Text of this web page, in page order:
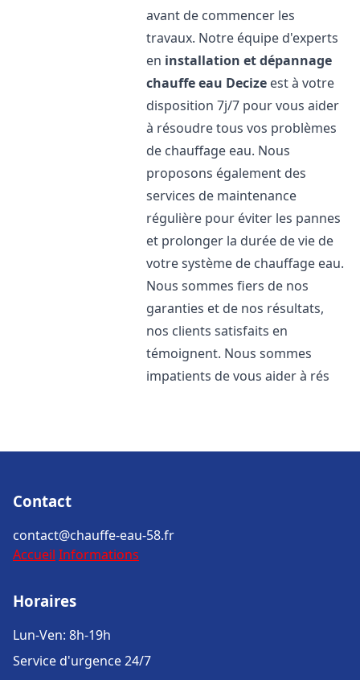
avant de commencer les
travaux. Notre équipe d'experts
en installation et dépannage
chauffe eau Decize est à votre
disposition 7j/7 pour vous aider
à résoudre tous vos problèmes
de chauffage eau. Nous
proposons également des
services de maintenance
régulière pour éviter les pannes
et prolonger la durée de vie de
votre système de chauffage eau.
Nous sommes fiers de nos
garanties et de nos résultats,
nos clients satisfaits en
témoignent. Nous sommes
impatients de vous aider à rés
Contact
contact@chauffe-eau-58.fr
Accueil Informations
Horaires
Lun-Ven: 8h-19h
Service d'urgence 24/7